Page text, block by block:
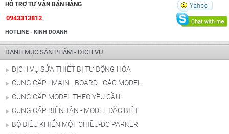
HỖ TRỢ TƯ VẤN BÁN HÀNG
0943313812
HOTLINE - KINH DOANH
DANH MỤC SẢN PHẨM - DỊCH VỤ
DỊCH VỤ SỬA THIẾT BỊ TỰ ĐỘNG HÓA
CUNG CẤP - MAIN - BOARD - CÁC MODEL
CUNG CẤP MODEL THEO YÊU CẦU
CUNG CẤP BIẾN TẦN - MODEL ĐẶC BIỆT
BỘ ĐIỀU KHIỂN MỘT CHIỀU-DC PARKER